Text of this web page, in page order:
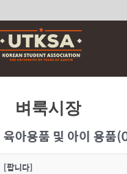
Skip
to
content
벼룩시장
육아용품 및 아이 용품
[팝니다]